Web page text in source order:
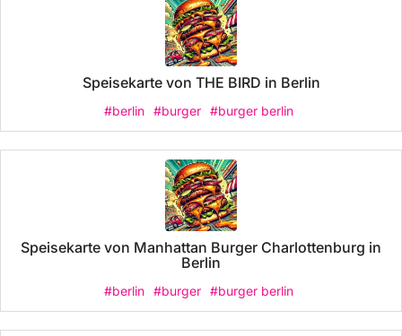
Speisekarte von THE BIRD in Berlin
#berlin #burger #burger berlin
Speisekarte von Manhattan Burger Charlottenburg in
Berlin
#berlin #burger #burger berlin